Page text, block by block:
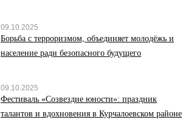
09.10.2025
Борьба с терроризмом, объединяет молодёжь и
население ради безопасного будущего
09.10.2025
Фестиваль «Созвездие юности»: праздник
талантов и вдохновения в Курчалоевском районе